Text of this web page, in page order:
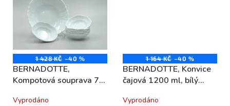
1 428 KČ –40 %
BERNADOTTE,
Kompotová souprava 7
Vyprodáno
1 164 KČ –40 %
BERNADOTTE, Konvice
čajová 1200 ml, bílý
Vyprodáno